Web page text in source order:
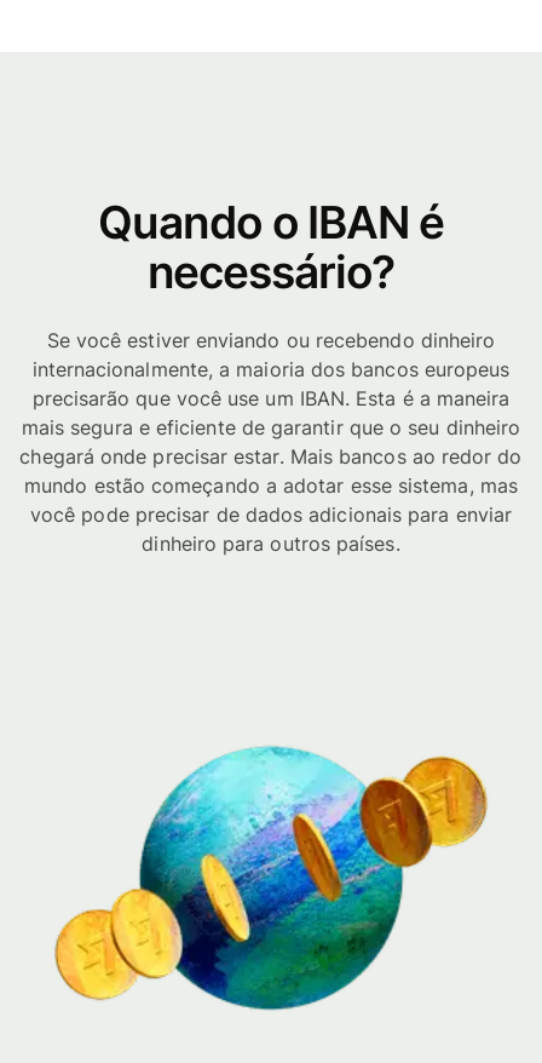
Quando o IBAN é
necessário?
Se você estiver enviando ou recebendo dinheiro
internacionalmente, a maioria dos bancos europeus
precisarão que você use um IBAN. Esta é a maneira
mais segura e eficiente de garantir que o seu dinheiro
chegará onde precisar estar. Mais bancos ao redor do
mundo estão começando a adotar esse sistema, mas
você pode precisar de dados adicionais para enviar
dinheiro para outros países.